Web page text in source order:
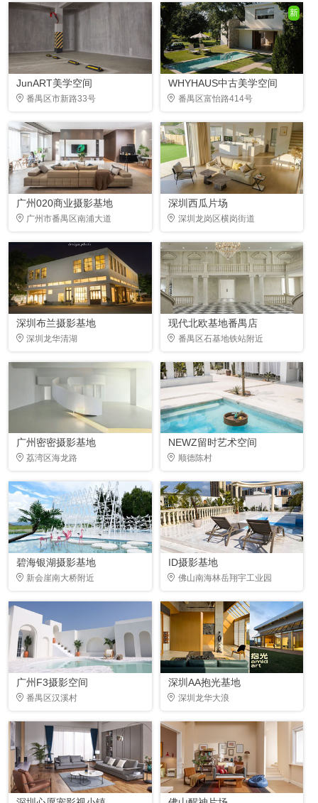
JunART美学空间
番禺区市新路33号
新
WHYHAUS中古美学空间
番禺区富怡路414号
广州020商业摄影基地
广州市番禺区南浦大道
深圳西瓜片场
深圳龙岗区横岗街道
深圳布兰摄影基地
深圳龙华清湖
现代北欧基地番禺店
番禺区石基地铁站附近
广州密密摄影基地
荔湾区海龙路
NEWZ留时艺术空间
顺德陈村
碧海银湖摄影基地
新会崖南大桥附近
ID摄影基地
佛山南海林岳翔宇工业园
广州F3摄影空间
番禺区汉溪村
深圳AA抱光基地
深圳龙华大浪